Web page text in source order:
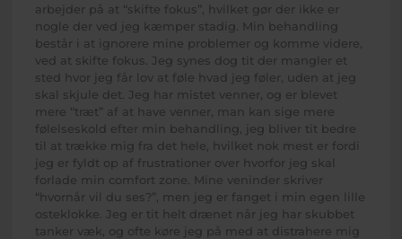
arbejder på at “skifte fokus”, hvilket gør der ikke er
nogle der ved jeg kæmper stadig. Min behandling
består i at ignorere mine problemer og komme videre,
ved at skifte fokus. Jeg synes dog tit der mangler et
sted hvor jeg får lov at føle hvad jeg føler, uden at jeg
skal skjule det. Jeg har mistet venner, og er blevet
mere “træt” af at have venner, man kan sige mere
følelseskold efter min behandling, jeg bliver tit bedre
til at trække mig fra det hele, hvilket nok mest er fordi
jeg er fyldt op af frustrationer over hvorfor jeg skal
forlade min comfort zone. Mine veninder skriver
“hvornår vil du ses?”, men jeg er fanget i min egen lille
osteklokke. Jeg er tit helt drænet når jeg har skubbet
tanker væk, og ofte køre jeg på med at distrahere mig